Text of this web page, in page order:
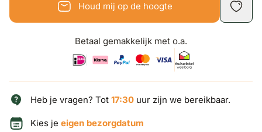
Houd mij op de hoogte
Betaal gemakkelijk met o.a.
Heb je vragen? Tot 17:30 uur zijn we bereikbaar.
Kies je eigen bezorgdatum